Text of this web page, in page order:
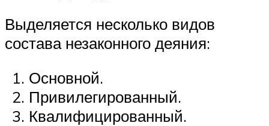
Выделяется несколько видов
состава незаконного деяния:
Основной.
Привилегированный.
Квалифицированный.